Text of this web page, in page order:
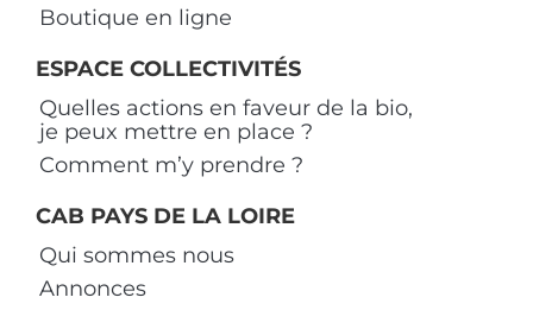
Boutique en ligne
ESPACE COLLECTIVITÉS
Quelles actions en faveur de la bio,
je peux mettre en place ?
Comment m’y prendre ?
CAB PAYS DE LA LOIRE
Qui sommes nous
Annonces